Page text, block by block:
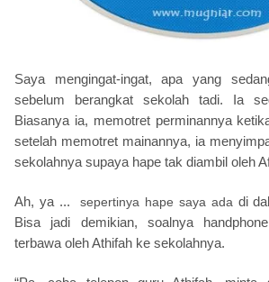
Saya mengingat-ingat, apa yang
sebelum berangkat sekolah tadi. Ia
Biasanya ia, memotret perminannya
setelah memotret mainannya, ia
sekolahnya supaya hape tak diambil oleh
Ah, ya ... sepertinya hape saya ada di
Bisa jadi demikian, soalnya
terbawa oleh Athifah ke sekolahnya.